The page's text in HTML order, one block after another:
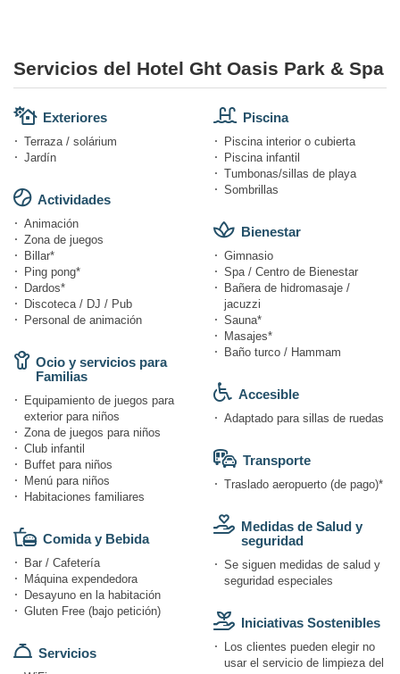
Servicios del Hotel Ght Oasis Park & Spa
Exteriores
Terraza / solárium
Jardín
Actividades
Animación
Zona de juegos
Billar*
Ping pong*
Dardos*
Discoteca / DJ / Pub
Personal de animación
Ocio y servicios para
Familias
Equipamiento de juegos para
exterior para niños
Zona de juegos para niños
Club infantil
Buffet para niños
Menú para niños
Habitaciones familiares
Comida y Bebida
Bar / Cafetería
Máquina expendedora
Desayuno en la habitación
Gluten Free (bajo petición)
Servicios
Piscina
Piscina interior o cubierta
Piscina infantil
Tumbonas/sillas de playa
Sombrillas
Bienestar
Gimnasio
Spa / Centro de Bienestar
Bañera de hidromasaje /
jacuzzi
Sauna*
Masajes*
Baño turco / Hammam
Accesible
Adaptado para sillas de ruedas
Transporte
Traslado aeropuerto (de pago)*
Medidas de Salud y
seguridad
Se siguen medidas de salud y
seguridad especiales
Iniciativas Sostenibles
Los clientes pueden elegir no
usar el servicio de limpieza del